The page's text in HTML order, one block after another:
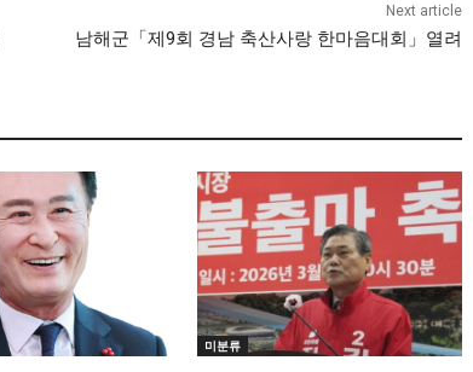
Next article
남해군「제9회 경남 축산사랑 한마음대회」열려
미분류